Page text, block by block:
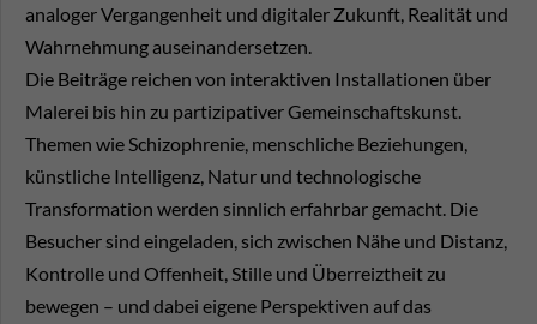
analoger Vergangenheit und digitaler Zukunft, Realität und
Wahrnehmung auseinandersetzen.
Die Beiträge reichen von interaktiven Installationen über
Malerei bis hin zu partizipativer Gemeinschaftskunst.
Themen wie Schizophrenie, menschliche Beziehungen,
künstliche Intelligenz, Natur und technologische
Transformation werden sinnlich erfahrbar gemacht. Die
Besucher sind eingeladen, sich zwischen Nähe und Distanz,
Kontrolle und Offenheit, Stille und Überreiztheit zu
bewegen – und dabei eigene Perspektiven auf das